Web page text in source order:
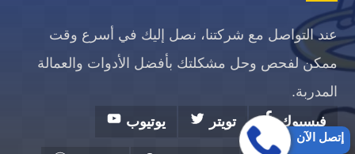
عند التواصل مع شركتنا، نصل إليك في أسرع وقت
ممكن لفحص وحل مشكلتك بأفضل الأدوات والعمالة
المدربة.
فيسبوك
تويتر يوتيوب
إتصل الآن